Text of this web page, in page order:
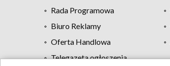
Rada Programowa
Biuro Reklamy
Oferta Handlowa
Telegazeta ogłoszenia